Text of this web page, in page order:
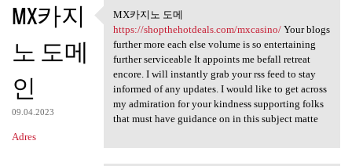
MX카지
노 도메
인
09.04.2023
Adres
MX카지노 도메 https:/
MX카지노 도메
https://shopthehotdeals.com/mxcasino/Your blogs
further more each else volume is so entertaining
further serviceable It appoints me befall retreat
encore. I will instantly grab your rss feed to stay
informed of any updates. I would like to get across
my admiration for your kindness supporting folks
that must have guidance on in this subject matte